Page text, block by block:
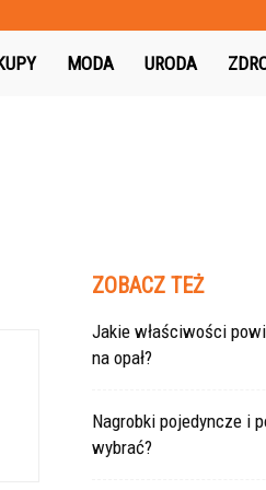
MODA URODA
ZOBACZ TEŻ
Jakie właściwości
na opał?
Nagrobki pojedyncze i
wybrać?